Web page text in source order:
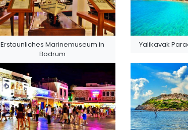
Erstaunliches Marinemuseum in
Bodrum
Yalikavak